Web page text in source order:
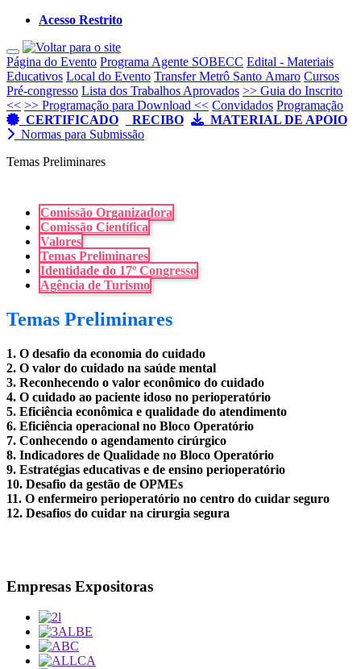
Acesso Restrito
Toggle navigation
Página do Evento Programa Agente SOBECC Edital - Materiais
Educativos Local do Evento Transfer Metrô Santo Amaro Cursos
Pré-congresso Lista dos Trabalhos Aprovados >> Guia do Inscrito
<< >> Programação para Download << Convidados Programação
CERTIFICADO
RECIBO
MATERIAL DE APOIO
Normas para Submissão
Temas Preliminares
Comissão Organizadora
Comissão Científica
Valores
Temas Preliminares
Identidade do 17º Congresso
Agência de Turismo
Temas Preliminares
1. O desafio da economia do cuidado
2. O valor do cuidado na saúde mental
3. Reconhecendo o valor econômico do cuidado
4. O cuidado ao paciente idoso no perioperatório
5. Eficiência econômica e qualidade do atendimento
6. Eficiência operacional no Bloco Operatório
7. Conhecendo o agendamento cirúrgico
8. Indicadores de Qualidade no Bloco Operatório
9. Estratégias educativas e de ensino perioperatório
10. Desafio da gestão de OPMEs
11. O enfermeiro perioperatório no centro do cuidar seguro
12. Desafios do cuidar na cirurgia segura
Empresas Expositoras